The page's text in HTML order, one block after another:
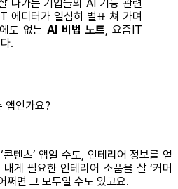
나가는 기업들의 AI 기능 관련
에디터가 열심히 별표 쳐 가며
도 없는 AI 비법 노트, 요즘IT
.
앱인가요?
텐츠’ 앱일 수도, 인테리어 정보를 얻
게 필요한 인테리어 소품을 살 ‘커머
쩌면 그 모두일 수도 있고요.